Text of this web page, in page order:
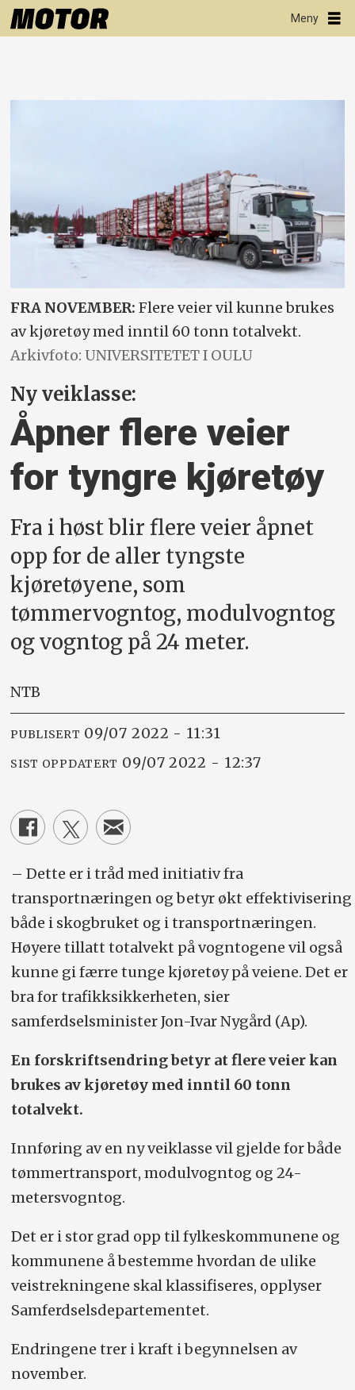
FRA NOVEMBER: Flere veier vil kunne brukes
av kjøretøy med inntil 60 tonn totalvekt.
Arkivfoto: UNIVERSITETET I OULU
Ny veiklasse:
Åpner flere veier
for tyngre kjøretøy
Fra i høst blir flere veier åpnet
opp for de aller tyngste
kjøretøyene, som
tømmervogntog, modulvogntog
og vogntog på 24 meter.
NTB
PUBLISERT 09/07 2022 - 11:31
SIST OPPDATERT 09/07 2022 - 12:37
– Dette er i tråd med initiativ fra
transportnæringen og betyr økt effektivisering
både i skogbruket og i transportnæringen.
Høyere tillatt totalvekt på vogntogene vil også
kunne gi færre tunge kjøretøy på veiene. Det er
bra for trafikksikkerheten, sier
samferdselsminister Jon-Ivar Nygård (Ap).
En forskriftsendring betyr at flere veier kan
brukes av kjøretøy med inntil 60 tonn
totalvekt.
Innføring av en ny veiklasse vil gjelde for både
tømmertransport, modulvogntog og 24-
metersvogntog.
Det er i stor grad opp til fylkeskommunene og
kommunene å bestemme hvordan de ulike
veistrekningene skal klassifiseres, opplyser
Samferdselsdepartementet.
Endringene trer i kraft i begynnelsen av
november.